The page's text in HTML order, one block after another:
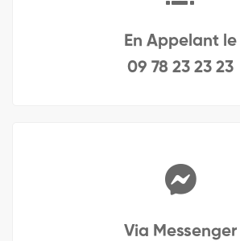
En Appelant le
09 78 23 23 23
Via Messenger